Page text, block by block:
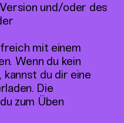
und/oder des
mit einem
Wenn du kein
du dir eine
Die
zum Üben